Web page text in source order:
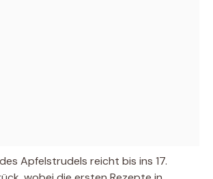
Apfelstrudels reicht bis ins 17.